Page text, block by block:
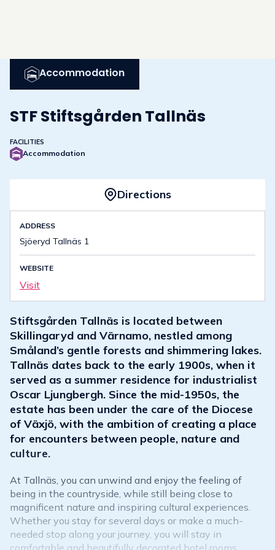
Accommodation
STF Stiftsgården Tallnäs
FACILITIES
Accommodation
Directions
ADDRESS
Sjöeryd Tallnäs 1
WEBSITE
Visit
Stiftsgården Tallnäs is located between
Skillingaryd and Värnamo, nestled among
Småland’s gentle forests and shimmering lakes.
Tallnäs dates back to the early 1900s, when it
served as a summer residence for industrialist
Oscar Ljungbergh. Since the mid-1950s, the
estate has been under the care of the Diocese
of Växjö, with the ambition of creating a place
for encounters between people, nature and
culture.
At Tallnäs, you can unwind and enjoy the feeling of
being in the countryside, while still being close to
magnificent nature and inspiring cultural experiences.
Whether you stay for several days or make a much-
needed stop along your journey, you will stay in
comfortable and beautifully decorated hotel rooms.